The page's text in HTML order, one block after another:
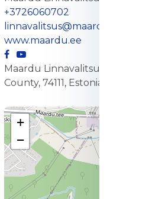
+3726060702
linnavalitsus@maardu.ee
www.maardu.ee
Maardu Linnavalitsus, 1,
County, 74111, Estonia
+
−